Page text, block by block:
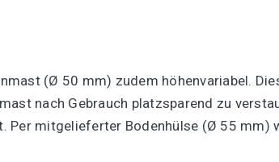
(Ø 50 mm) zudem höhenvariabel.
nach Gebrauch platzsparend zu
Per mitgelieferter Bodenhülse (Ø 55 mm)